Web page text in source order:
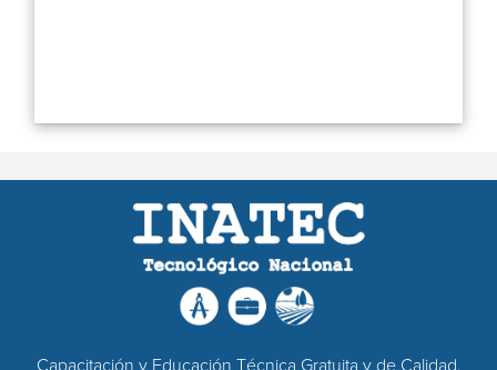
Capacitación y Educación Técnica Gratuita y de Calidad.